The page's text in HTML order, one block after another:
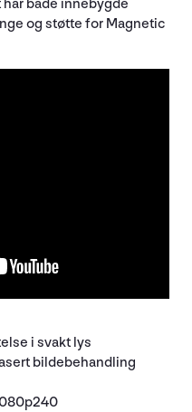
både innebygde
og støtte for Magnetic
i svakt lys
bildebehandling